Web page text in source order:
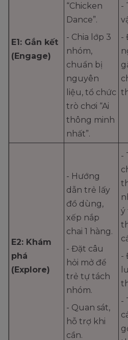
E1: Gắn kết
(Engage)
“Chicken
Dance”.
- Chia lớp 3
nhóm,
chuẩn bị
nguyên
liệu, tổ chức
trò chơi “Ai
thông minh
nhất”.
-
-
E2: Khám
phá
(Explore)
- Hướng
dẫn trẻ lấy
đồ dùng,
xếp nắp
chai 1 hàng.
- Đặt câu
hỏi mở để
trẻ tự tách
nhóm.
- Quan sát,
hỗ trợ khi
cần.
-
ý
-
-